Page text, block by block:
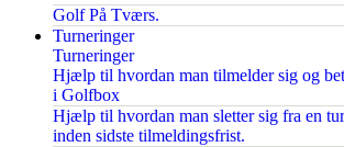
Golf På Tværs.
Turneringer
Turneringer
Hjælp til hvordan man tilmelder sig og
i Golfbox
Hjælp til hvordan man sletter sig fra en
inden sidste tilmeldingsfrist.